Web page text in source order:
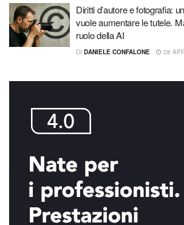
Diritti d’autore e fotografia:
vuole aumentare le tutele.
ruolo della AI
DI DANIELE CONFALONE 28